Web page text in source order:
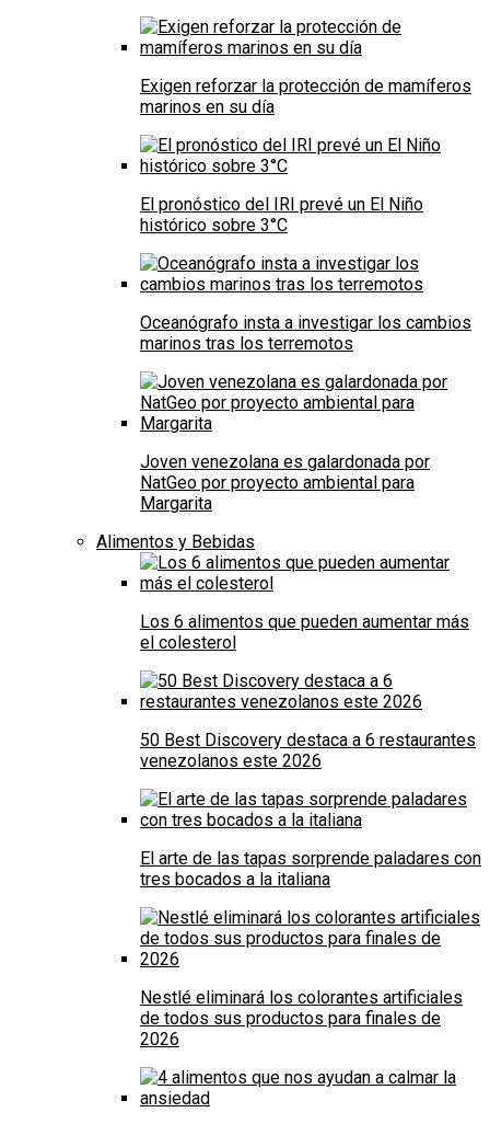
Exigen reforzar la protección de mamíferos
marinos en su día
El pronóstico del IRI prevé un El Niño
histórico sobre 3°C
Oceanógrafo insta a investigar los cambios
marinos tras los terremotos
Joven venezolana es galardonada por
NatGeo por proyecto ambiental para
Margarita
Alimentos y Bebidas
Los 6 alimentos que pueden aumentar más
el colesterol
50 Best Discovery destaca a 6 restaurantes
venezolanos este 2026
El arte de las tapas sorprende paladares con
tres bocados a la italiana
Nestlé eliminará los colorantes artificiales
de todos sus productos para finales de
2026